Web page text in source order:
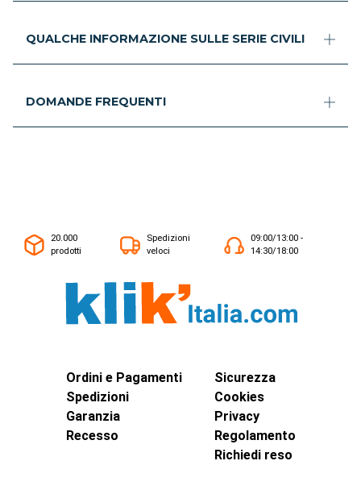
QUALCHE INFORMAZIONE SULLE SERIE CIVILI
DOMANDE FREQUENTI
20.000
prodotti
Spedizioni
veloci
09:00/13:00 -
14:30/18:00
Ordini e Pagamenti
Spedizioni
Garanzia
Recesso
Sicurezza
Cookies
Privacy
Regolamento
Richiedi reso